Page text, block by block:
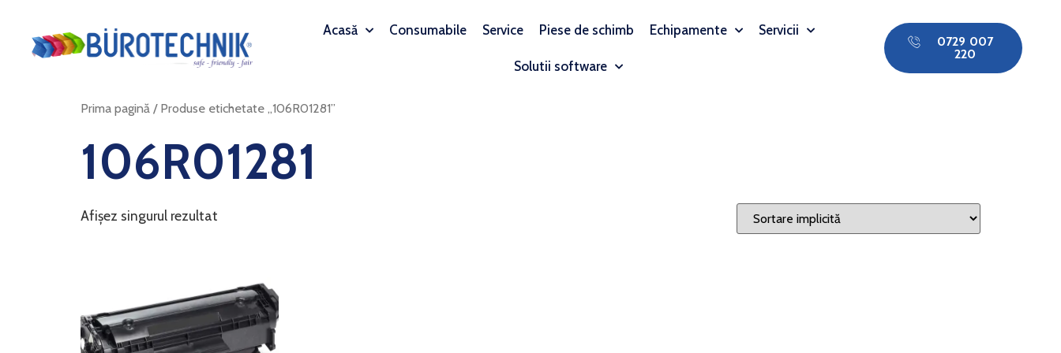
Acasă Consumabile Service Piese de schimb Echipamente Servicii
Solutii software
0729 007
220
Prima pagină / Produse etichetate „106R01281”
106R01281
Afișez singurul rezultat